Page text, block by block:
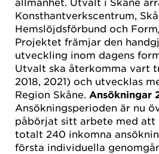
Konsthantverkscentrum,
Hemslöjdsförbund och
Projektet främjar den
utveckling inom dagens
Utvalt ska återkomma vart
2018, 2021) och utvecklas
Region Skåne. Ansökningar
Ansökningsperioden är nu
påbörjat sitt arbete med att
totalt 240 inkomna
första individuella